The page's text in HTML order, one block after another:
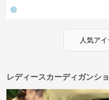
人気ア
レディースカーディガンシ